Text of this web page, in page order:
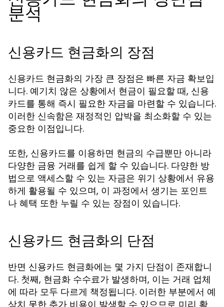
분석
신용카드 현금화의 장점
신용카드 현금화의 가장 큰 장점은 빠른 자금 확보입
니다. 예기치 않은 상황에서 현금이 필요할 때, 신용
카드를 통해 즉시 필요한 자금을 마련할 수 있습니다.
이러한 신속함은 재정적인 압박을 최소화할 수 있는
중요한 이점입니다.
또한, 신용카드를 이용하면 현금의 수급뿐만 아니라
다양한 금융 거래를 쉽게 할 수 있습니다. 다양한 방
법으로 액세스할 수 있는 자금은 위기 상황에서 유용
하게 활용될 수 있으며, 이 과정에서 생기는 포인트
나 혜택 또한 누릴 수 있는 장점이 있습니다.
신용카드 현금화의 단점
반면 신용카드 현금화에는 몇 가지 단점이 존재합니
다. 첫째, 현금화 수수료가 발생하며, 이는 거래 업체
에 따라 모두 다르게 책정됩니다. 이러한 부분에서 예
상치 못한 추가 비용이 발생할 수 있으므로 미리 확